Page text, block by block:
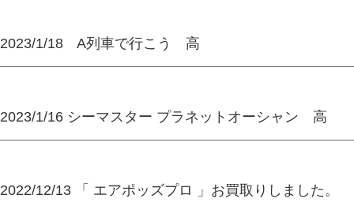
2023/1/18 A列車で行こう 高
2023/1/16 シーマスター プラネットオーシャン 高
2022/12/13 「 エアポッズプロ 」お買取りしました。